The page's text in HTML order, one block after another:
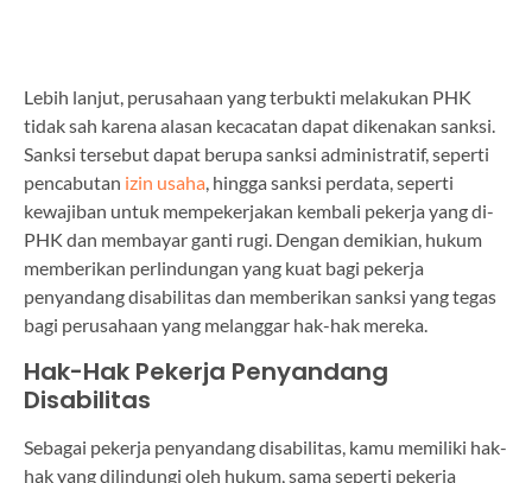
Lebih lanjut, perusahaan yang terbukti melakukan PHK
tidak sah karena alasan kecacatan dapat dikenakan sanksi.
Sanksi tersebut dapat berupa sanksi administratif, seperti
pencabutan izin usaha, hingga sanksi perdata, seperti
kewajiban untuk mempekerjakan kembali pekerja yang di-
PHK dan membayar ganti rugi. Dengan demikian, hukum
memberikan perlindungan yang kuat bagi pekerja
penyandang disabilitas dan memberikan sanksi yang tegas
bagi perusahaan yang melanggar hak-hak mereka.
Hak-Hak Pekerja Penyandang
Disabilitas
Sebagai pekerja penyandang disabilitas, kamu memiliki hak-
hak yang dilindungi oleh hukum, sama seperti pekerja